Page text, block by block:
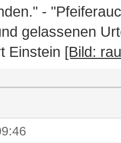
-
gelassenen
Einstein [Bild: